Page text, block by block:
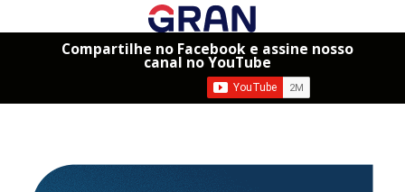
Compartilhe no Facebook e assine nosso
canal no YouTube